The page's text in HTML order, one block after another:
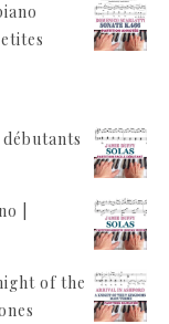
|
of the